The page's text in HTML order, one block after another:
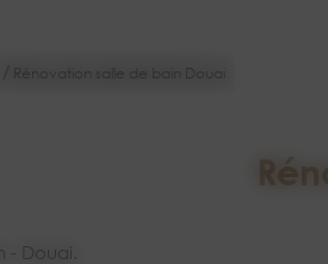
- Douai.